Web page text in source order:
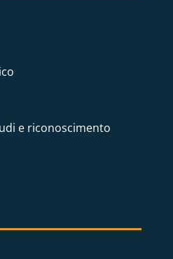
e riconoscimento